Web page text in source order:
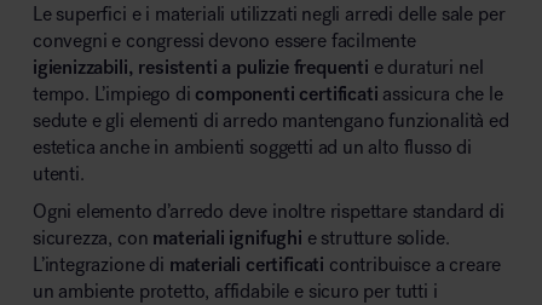
Le superfici e i materiali utilizzati negli arredi delle sale per
convegni e congressi devono essere facilmente
igienizzabili, resistenti a pulizie frequenti e duraturi nel
tempo. L’impiego di componenti certificati assicura che le
sedute e gli elementi di arredo mantengano funzionalità ed
estetica anche in ambienti soggetti ad un alto flusso di
utenti.
Ogni elemento d’arredo deve inoltre rispettare standard di
sicurezza, con materiali ignifughi e strutture solide.
L’integrazione di materiali certificati contribuisce a creare
un ambiente protetto, affidabile e sicuro per tutti i